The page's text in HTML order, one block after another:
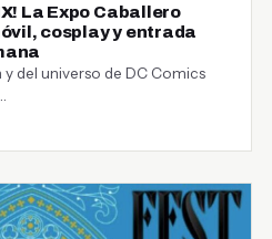
La Expo Caballero
cosplay y entrada
del universo de DC Comics